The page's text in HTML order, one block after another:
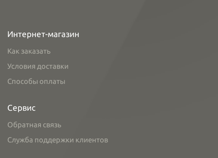
Интернет-магазин
Как заказать
Условия доставки
Способы оплаты
Сервис
Обратная связь
Служба поддержки клиентов